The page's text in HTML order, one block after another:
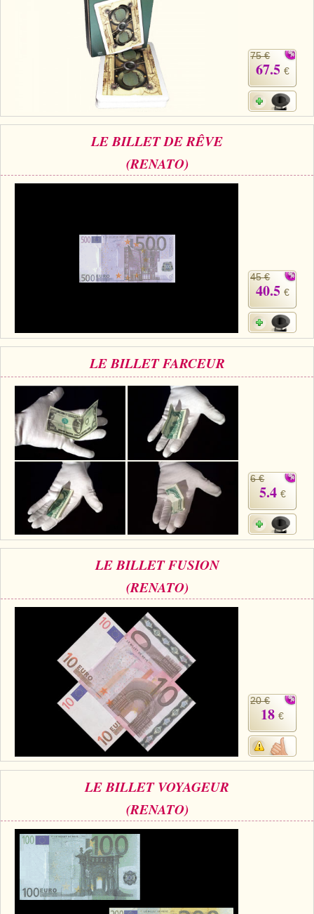
75 €
67.5 €
LE BILLET DE RÊVE
(RENATO)
45 €
40.5 €
LE BILLET FARCEUR
6 €
5.4 €
LE BILLET FUSION
(RENATO)
20 €
18 €
LE BILLET VOYAGEUR
(RENATO)